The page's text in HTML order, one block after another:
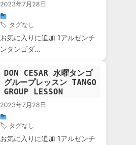
2023年7月28日
🏷 タグなし
お気に入りに追加 1アルゼンチ
ンタンゴダ…
DON CESAR 水曜タンゴ
グループレッスン TANGO
GROUP LESSON
2023年7月28日
🏷 タグなし
お気に入りに追加 1アルゼンチ